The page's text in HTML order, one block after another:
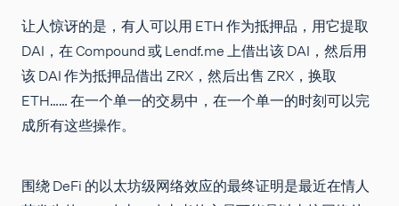
让人惊讶的是，有人可以用 ETH 作为抵押品，用它提取
DAI，在 Compound 或 Lendf.me 上借出该 DAI，然后用
该 DAI 作为抵押品借出 ZRX，然后出售 ZRX，换取
ETH…… 在一个单一的交易中，在一个单一的时刻可以完
成所有这些操作。
围绕 DeFi 的以太坊级网络效应的最终证明是最近在情人